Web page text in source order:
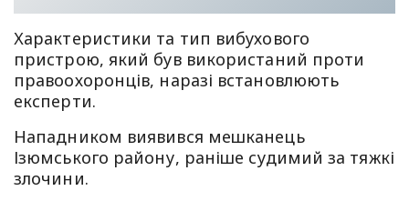
Характеристики та тип вибухового
пристрою, який був використаний проти
правоохоронців, наразі встановлюють
експерти.
Нападником виявився мешканець
Ізюмського району, раніше судимий за тяжкі
злочини.